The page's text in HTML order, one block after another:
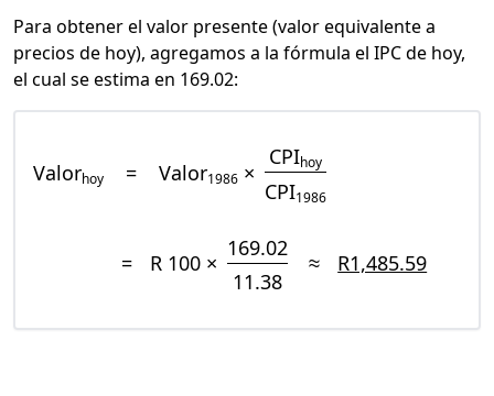
Para obtener el valor presente (valor equivalente a
precios de hoy), agregamos a la fórmula el IPC de hoy,
el cual se estima en 169.02:
Valorhoy = Valor1986 ×
CPIhoy
CPI1986
= R 100 ×
169.02
11.38
≈ R1,485.59